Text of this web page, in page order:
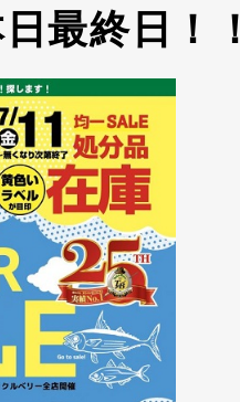
最終日！！